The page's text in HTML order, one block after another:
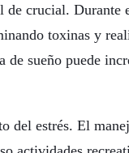
de crucial. Durante
toxinas y
de sueño puede
del estrés. El